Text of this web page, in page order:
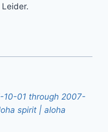
10-01 through 2007-
spirit | aloha